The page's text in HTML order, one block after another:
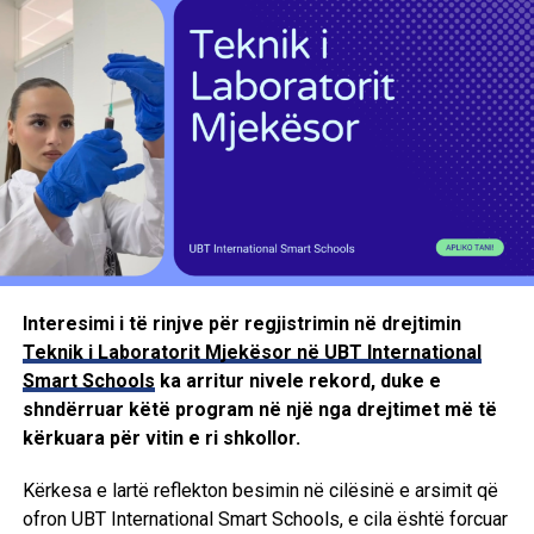
Interesimi i të rinjve për regjistrimin në drejtimin
Teknik i Laboratorit Mjekësor në UBT International
Smart Schools ka arritur nivele rekord, duke e
shndërruar këtë program në një nga drejtimet më të
kërkuara për vitin e ri shkollor.
Kërkesa e lartë reflekton besimin në cilësinë e arsimit që
ofron UBT International Smart Schools, e cila është forcuar